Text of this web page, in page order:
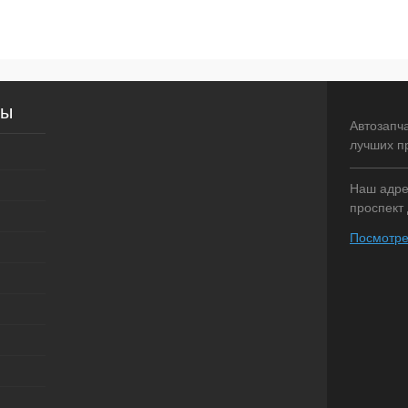
Купить в 1 клик Сравнение
лучших
Наш
проспект